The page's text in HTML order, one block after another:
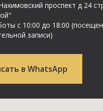
проспект д 24
с 10:00 до 18:00
записи)
в WhatsApp